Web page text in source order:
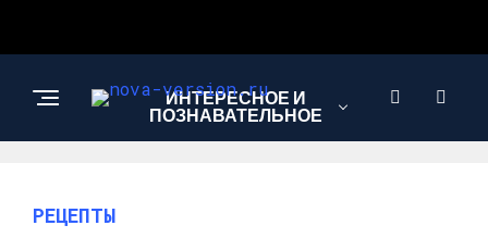
ИНТЕРЕСНОЕ И
ПОЗНАВАТЕЛЬНОЕ
РЕЦЕПТЫ